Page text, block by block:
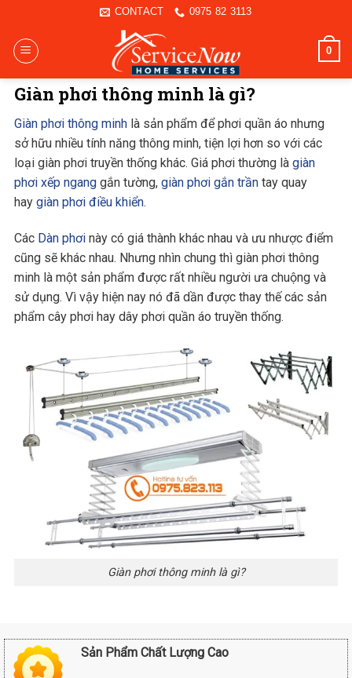
content
CONTACT 0975 82 3113
0
Giàn phơi thông minh là gì?
Giàn phơi thông minhlà sản phẩm để phơi quần áo nhưng
sở hữu nhiều tính năng thông minh, tiện lợi hơn so với các
loại giàn phơi truyền thống khác. Giá phơi thường là giàn
phơi xếp nganggắn tường, giàn phơi gắn trầntay quay
hay giàn phơi điều khiển.
Các Dàn phơinày có giá thành khác nhau và ưu nhược điểm
cũng sẽ khác nhau. Nhưng nhìn chung thì giàn phơi thông
minh là một sản phẩm được rất nhiều người ưa chuộng và
sử dụng. Vì vậy hiện nay nó đã dần được thay thế các sản
phẩm cây phơi hay dây phơi quần áo truyền thống.
Giàn phơi thông minh là gì?
Sản Phẩm Chất Lượng Cao